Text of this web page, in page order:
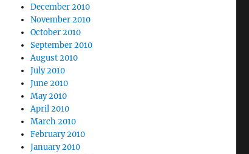
December 2010
November 2010
October 2010
September 2010
August 2010
July 2010
June 2010
May 2010
April 2010
March 2010
February 2010
January 2010